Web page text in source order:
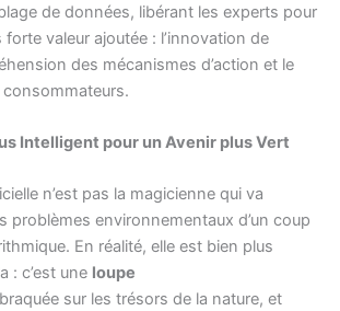
de données, libérant les experts pour
valeur ajoutée : l’innovation de
des mécanismes d’action et le
Intelligent pour un Avenir plus Vert
n’est pas la magicienne qui va
problèmes environnementaux d’un coup
En réalité, elle est bien plus
: c’est une loupe
braquée sur les trésors de la nature, et